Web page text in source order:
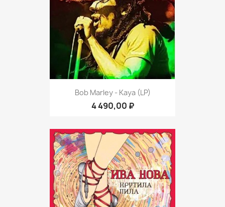
Bob Marley - Kaya (LP)
4 490,00 ₽